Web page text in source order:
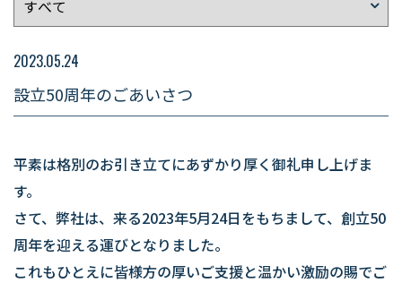
〒530-0044
TEL：06-6357-7011
FAX：06-4800-8001
お問い合わせ
2023.05.24
設立50周年のごあいさつ
平素は格別のお引き立てにあずかり厚く御礼申し上げま
す。
さて、弊社は、来る2023年5月24日をもちまして、創立50
周年を迎える運びとなりました。
これもひとえに皆様方の厚いご支援と温かい激励の賜でご